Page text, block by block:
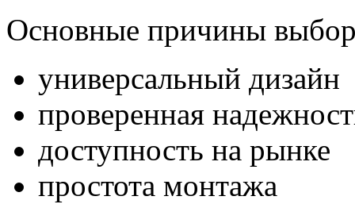
Основные причины
универсальный дизайн
проверенная
доступность на рынке
простота монтажа